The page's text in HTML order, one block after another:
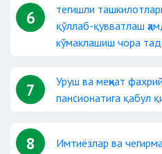
6
тегишли
қўллаб-қувватлаш
кўмаклашиш чора
7
Уруш ва меҳнат
пансионатига қабул
8 Имтиёзлар ва